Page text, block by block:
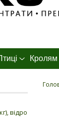
Кролям
відро